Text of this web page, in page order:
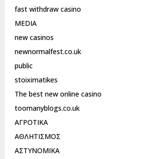
fast withdraw casino
MEDIA
new casinos
newnormalfest.co.uk
public
stoiximatikes
The best new online casino
toomanyblogs.co.uk
ΑΓΡΟΤΙΚΑ
ΑΘΛΗΤΙΣΜΟΣ
ΑΣΤΥΝΟΜΙΚΑ